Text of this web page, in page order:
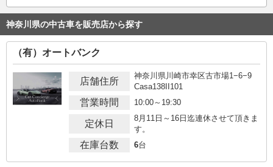
神奈川県の中古車を販売店から探す
（有）オートバンク
店舗住所
神奈川県川崎市幸区古市場1−6−9
Casa138II101
営業時間 10:00～19:30
定休日
8月11日～16日迄連休させて頂きま
す。
在庫台数 6台